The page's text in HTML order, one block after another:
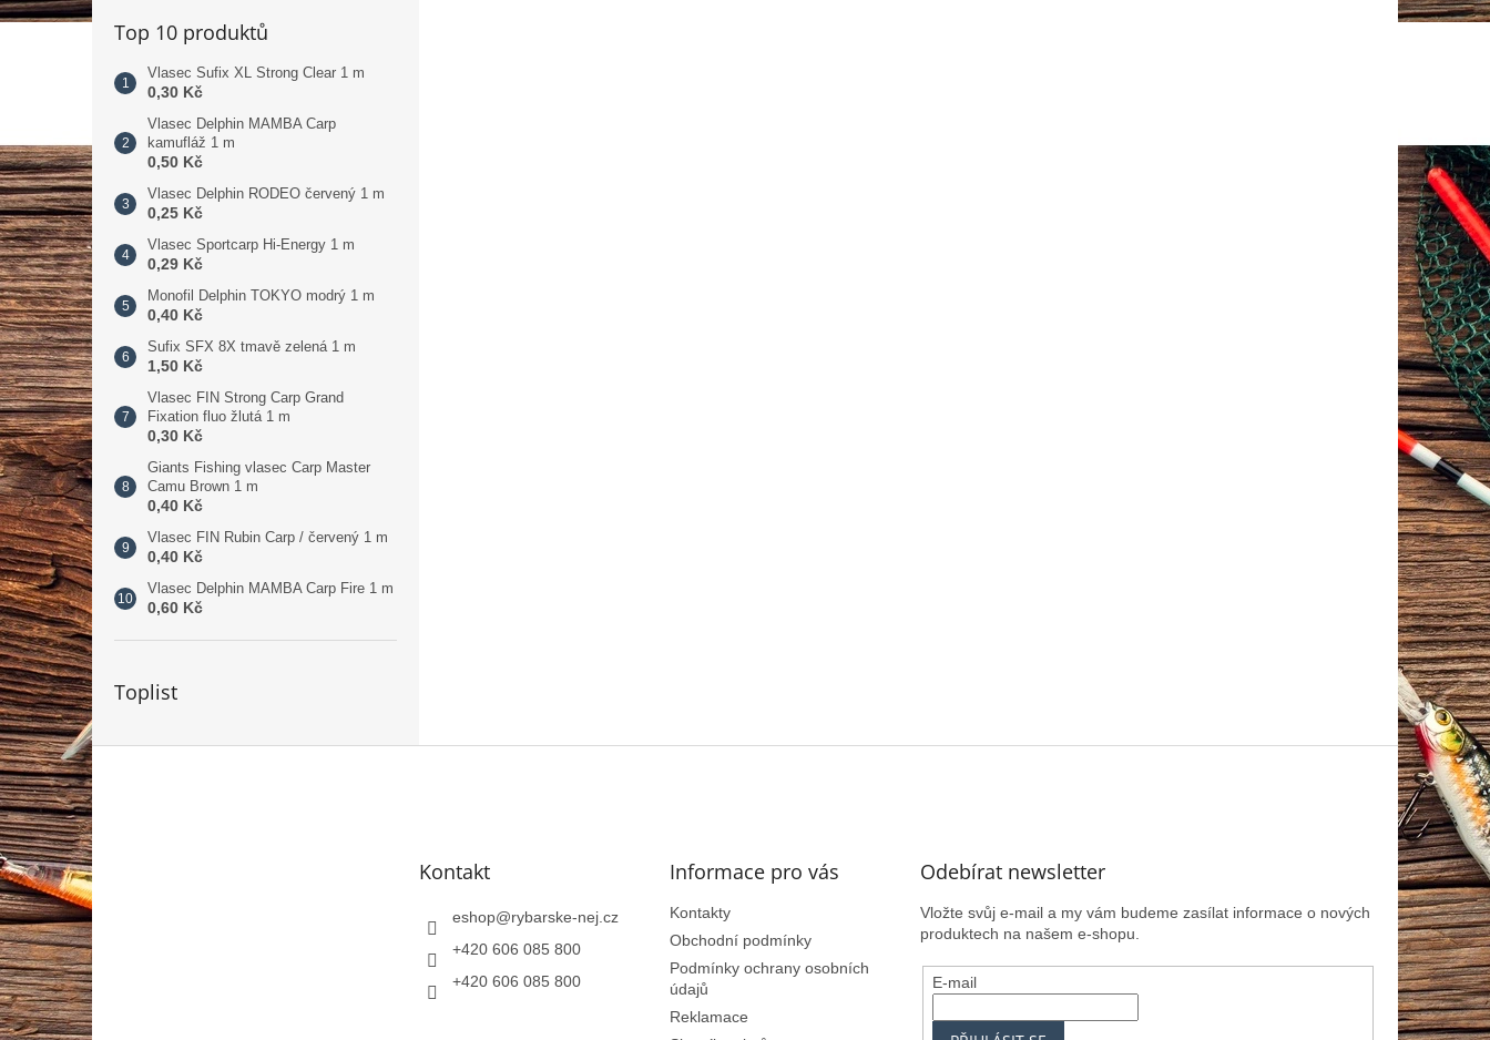
Top 10 produktů
Vlasec Sufix XL Strong Clear 1 m
0,30 Kč
Vlasec Delphin MAMBA Carp
kamufláž 1 m
0,50 Kč
Vlasec Delphin RODEO červený 1 m
0,25 Kč
Vlasec Sportcarp Hi-Energy 1 m
0,29 Kč
Monofil Delphin TOKYO modrý 1 m
0,40 Kč
Sufix SFX 8X tmavě zelená 1 m
1,50 Kč
Vlasec FIN Strong Carp Grand
Fixation fluo žlutá 1 m
0,30 Kč
Giants Fishing vlasec Carp Master
Camu Brown 1 m
0,40 Kč
Vlasec FIN Rubin Carp / červený 1 m
0,40 Kč
Vlasec Delphin MAMBA Carp Fire 1 m
0,60 Kč
Toplist
Z
á
p
a
t
í
Kontakt
eshop@rybarske-nej.cz
+420 606 085 800
+420 606 085 800
Informace pro vás
Kontakty
Obchodní podmínky
Podmínky ochrany osobních
údajů
Reklamace
Odebírat newsletter
Vložte svůj e-mail a my vám budeme zasílat informace o nových
produktech na našem e-shopu.
E-mail